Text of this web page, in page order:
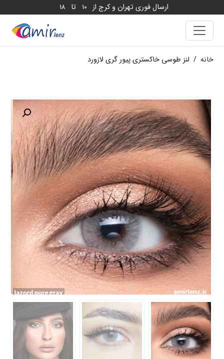
ارسال فوری تهران و کرج از 10 تا 18
خانه / لنز طوسی خاکستری پیور گری لازورد